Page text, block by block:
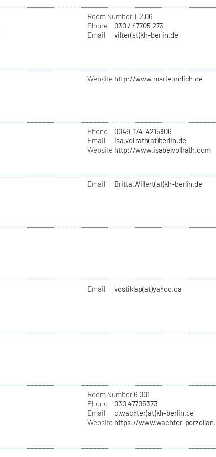
Room NumberT 2.06
Phone
030 / 47705 273
Email
vilter(at)kh-berlin.de
Website http://www.marieundich.de
Phone
0049-174-4215806
Email
isa.vollrath(at)berlin.de
Website http://www.isabelvollrath.com
Email Britta.Willert(at)kh-berlin.de
Email vostiklap(at)yahoo.ca
Room NumberG 001
Phone
030 47705373
Email
c.wachter(at)kh-berlin.de
Website https://www.wachter-